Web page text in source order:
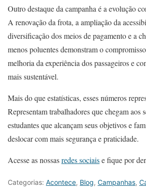
Outro destaque da campanha é a evolução
A renovação da frota, a ampliação da
diversificação dos meios de pagamento e a
menos poluentes demonstram o
melhoria da experiência dos passageiros e
mais sustentável.
Mais do que estatísticas, esses números
Representam trabalhadores que chegam aos
estudantes que alcançam seus objetivos e
deslocar com mais segurança e praticidade.
Acesse as nossasredes sociaise fique por
Categorias: Acontece, Blog, Campanhas,